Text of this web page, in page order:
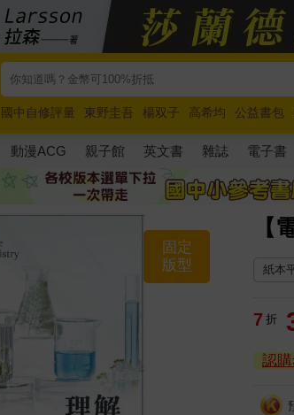
國中自修評量 東野圭吾 楊双子 高希均 公益書包
唯紅花綻放
奧德賽 路邊攤新作 馬斯克 玩具總動
動漫ACG 親子館 英文書 雜誌 電子書
【
固定
版型
紙本
7 折
認